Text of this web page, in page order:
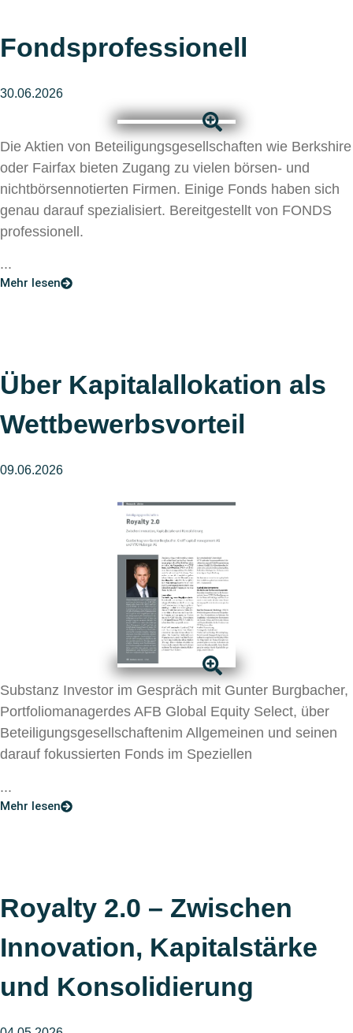
Fondsprofessionell
30.06.2026
Die Aktien von Beteiligungsgesellschaften wie Berkshire
oder Fairfax bieten Zugang zu vielen börsen- und
nichtbörsennotierten Firmen. Einige Fonds haben sich
genau darauf spezialisiert. Bereitgestellt von FONDS
professionell.
...
Mehr lesen
Über Kapitalallokation als
Wettbewerbsvorteil
09.06.2026
Substanz Investor im Gespräch mit Gunter Burgbacher,
Portfoliomanagerdes AFB Global Equity Select, über
Beteiligungsgesellschaftenim Allgemeinen und seinen
darauf fokussierten Fonds im Speziellen
...
Mehr lesen
Royalty 2.0 – Zwischen
Innovation, Kapitalstärke
und Konsolidierung